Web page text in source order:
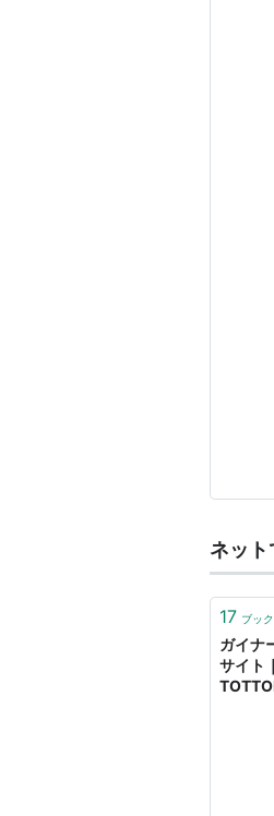
ネット
17 ブッ
ガイナ
サイト